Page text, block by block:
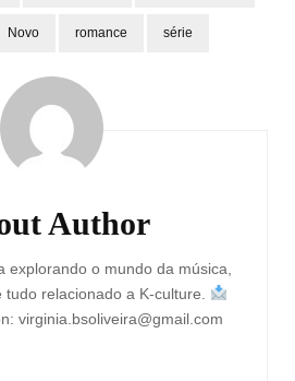
Novo romance série
Author
explorando o mundo da música,
relacionado a K-culture.
virginia.bsoliveira@gmail.com